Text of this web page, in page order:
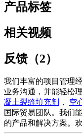
产品标签
相关视频
反馈（2）
我们丰富的项目管理
业务沟通，并能轻松
凝土裂缝填充剂
， 空
国际贸易团队。我们
的产品和解决方案。